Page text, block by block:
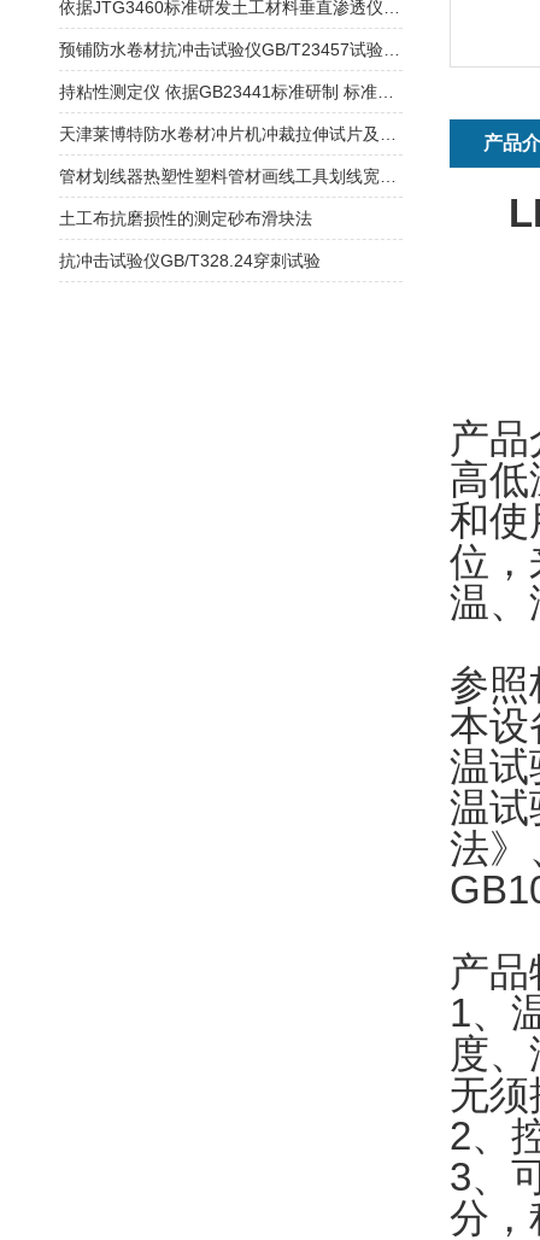
产品
产
高低
和使
位，
温、
参照
本设
温试
温试
法》
产
1、
度
无须
2、
3、
分，
土工布抗磨损性的测定砂布滑块法
抗冲击试验仪GB/T328.24穿刺试验